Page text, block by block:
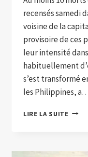
recensés samedi
voisine de la
provisoire de ces
leur intensité
habituellement
s’est transformé
les Philippines,
LIRE LA SUITEDES
CHINE